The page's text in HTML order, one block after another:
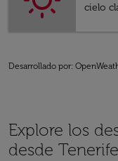
cielo
Desarrollado por:
Explore los
desde Tenerife